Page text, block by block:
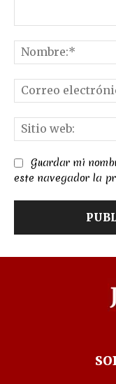
Guardar mi
este navegador la